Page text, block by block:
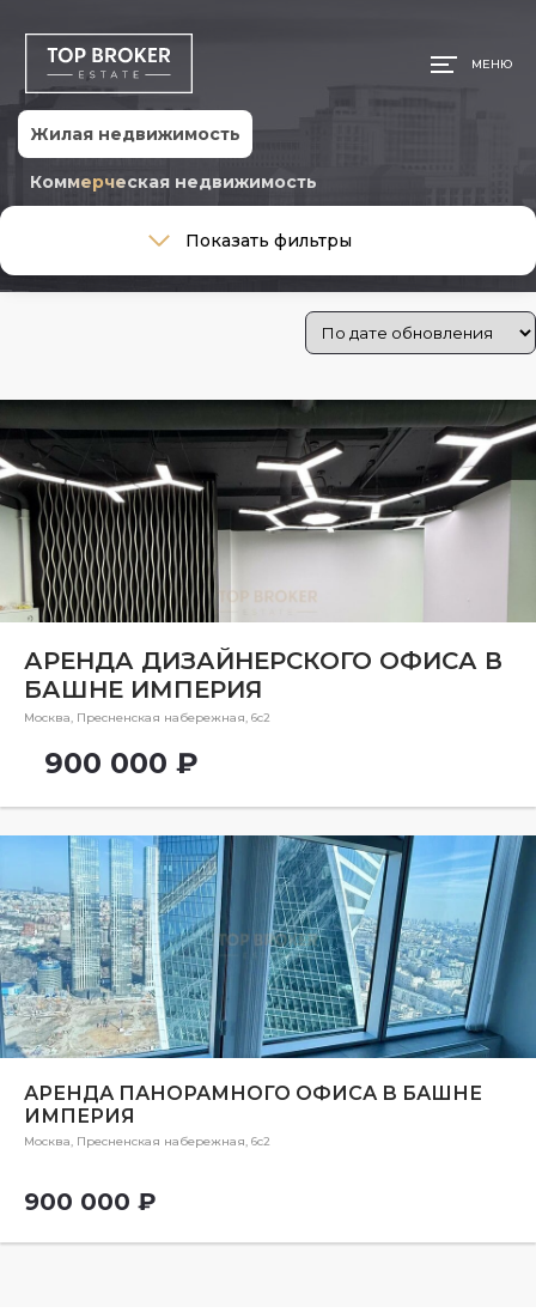
МЕНЮ
Жилая недвижимость
Коммерческая недвижимость
Тип сделки
Ремонт
Ремонт
Район
Район
Метро
Метро
Количество комнат
Показать фильтры
АРЕНДА ДИЗАЙНЕРСКОГО ОФИСА В
БАШНЕ ИМПЕРИЯ
Москва, Пресненская набережная, 6с2
900 000 ₽
АРЕНДА ПАНОРАМНОГО ОФИСА В БАШНЕ
ИМПЕРИЯ
Москва, Пресненская набережная, 6с2
900 000 ₽